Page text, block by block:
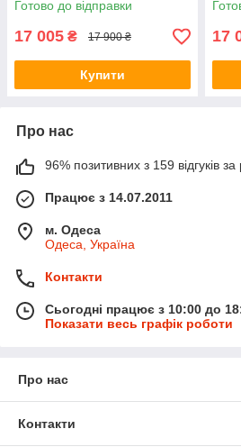
Готово до відправки
17 005 ₴ 17 900 ₴
Купити
17
Про нас
96% позитивних з 159 відгуків за
Працює з 14.07.2011
м. Одеса
Одеса, Україна
Контакти
Сьогодні працює з 10:00 до
Показати весь графік роботи
Про нас
Контакти